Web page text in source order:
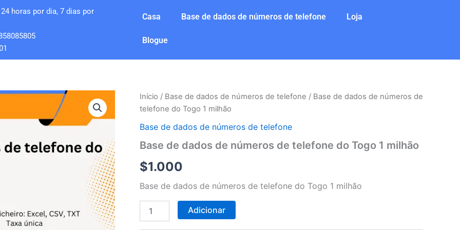
horas por dia, 7 dias por
Casa Base de dados de números de telefone Loja
Blogue
Início / Base de dados de números de telefone / Base de dados de números de
telefone do Togo 1 milhão
Base de dados de números de telefone
Base de dados de números de telefone do Togo 1 milhão
$1.000
Base de dados de números de telefone do Togo 1 milhão
Quantidade
de
de
de
de
do
Adicionar